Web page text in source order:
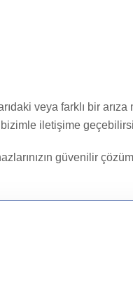
veya farklı bir
iletişime
güvenilir çözüm